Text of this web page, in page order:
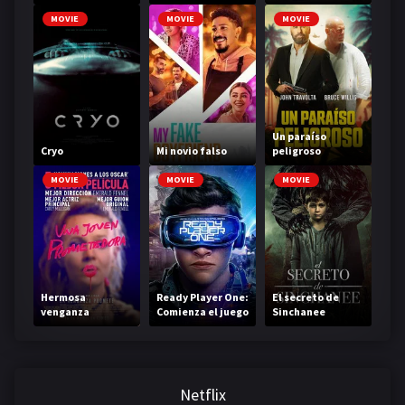
MOVIE
Cryo
MOVIE
Mi novio falso
MOVIE
Un paraíso
peligroso
MOVIE
Hermosa
venganza
MOVIE
Ready Player One:
Comienza el juego
MOVIE
El secreto de
Sinchanee
Netflix